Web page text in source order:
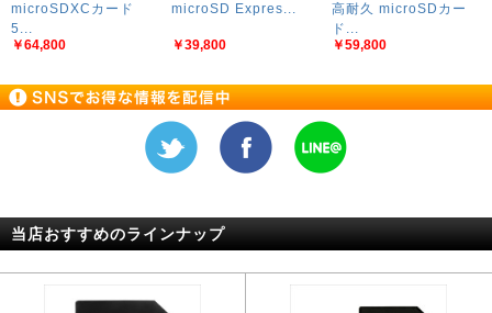
microSDXCカード
5...
￥64,800
microSD Expres...
￥39,800
高耐久 microSDカー
ド...
￥59,800
当店おすすめのラインナップ